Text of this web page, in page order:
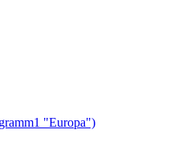
"Europa")